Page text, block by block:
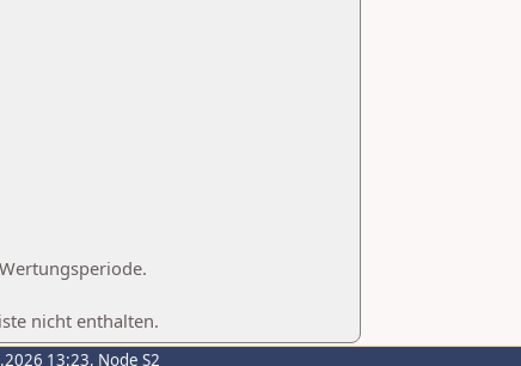
nicht enthalten.
13:23, Node S2